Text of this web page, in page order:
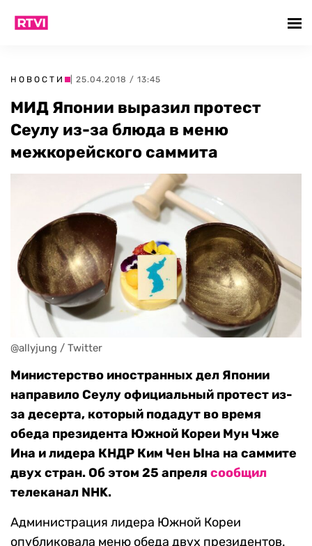
НОВОСТИ | 25.04.2018 / 13:45
МИД Японии выразил протест
Сеулу из-за блюда в меню
межкорейского саммита
@allyjung / Twitter
Министерство иностранных дел Японии
направило Сеулу официальный протест из-
за десерта, который подадут во время
обеда президента Южной Кореи Мун Чже
Ина и лидера КНДР Ким Чен Ына на саммите
двух стран. Об этом 25 апреля сообщил
телеканал NHK.
Администрация лидера Южной Кореи
опубликовала меню обеда двух президентов.